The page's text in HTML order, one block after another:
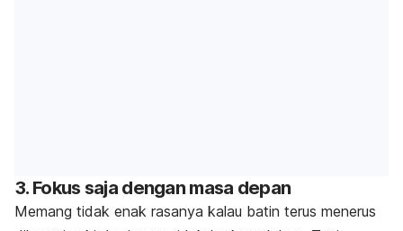
3. Fokus saja dengan masa depan
Memang tidak enak rasanya kalau batin terus menerus